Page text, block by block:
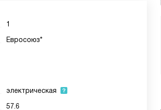
1
Евросоюз*
электрическая
57.6